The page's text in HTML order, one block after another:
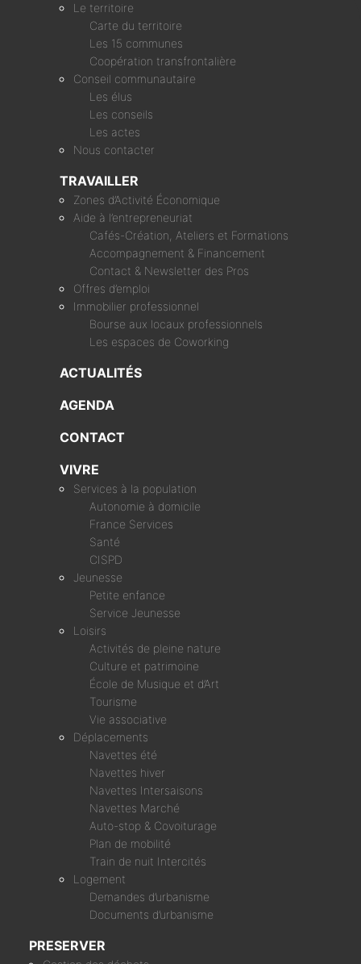
Le territoire
Carte du territoire
Les 15 communes
Coopération transfrontalière
Conseil communautaire
Les élus
Les conseils
Les actes
Nous contacter
TRAVAILLER
Zones d’Activité Économique
Aide à l’entrepreneuriat
Cafés-Création, Ateliers et Formations
Accompagnement & Financement
Contact & Newsletter des Pros
Offres d’emploi
Immobilier professionnel
Bourse aux locaux professionnels
Les espaces de Coworking
ACTUALITÉS
AGENDA
CONTACT
VIVRE
Services à la population
Autonomie à domicile
France Services
Santé
CISPD
Jeunesse
Petite enfance
Service Jeunesse
Loisirs
Activités de pleine nature
Culture et patrimoine
École de Musique et d’Art
Tourisme
Vie associative
Déplacements
Navettes été
Navettes hiver
Navettes Intersaisons
Navettes Marché
Auto-stop & Covoiturage
Plan de mobilité
Train de nuit Intercités
Logement
Demandes d’urbanisme
Documents d’urbanisme
PRESERVER